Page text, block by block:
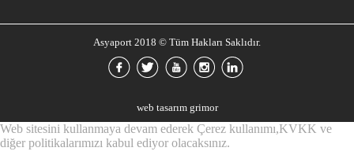
Asyaport 2018 © Tüm Hakları Saklıdır.
web tasarım grimor
Web sitesini kullanmaya devam ederek Çerez kullanımı,KVKK ve
diğer politikalarımızı kabul ediyor olacaksınız.